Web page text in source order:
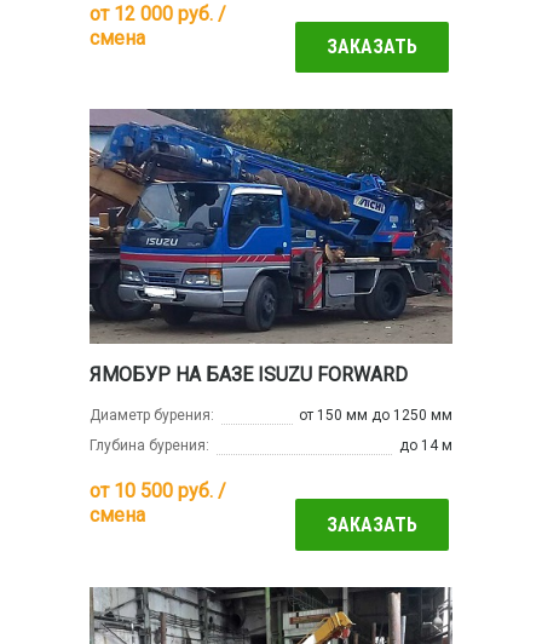
от 12 000 руб. /
смена
ЗАКАЗАТЬ
ЯМОБУР НА БАЗЕ ISUZU FORWARD
Диаметр бурения:
от 150 мм до 1250 мм
Глубина бурения:
до 14 м
от 10 500 руб. /
смена
ЗАКАЗАТЬ